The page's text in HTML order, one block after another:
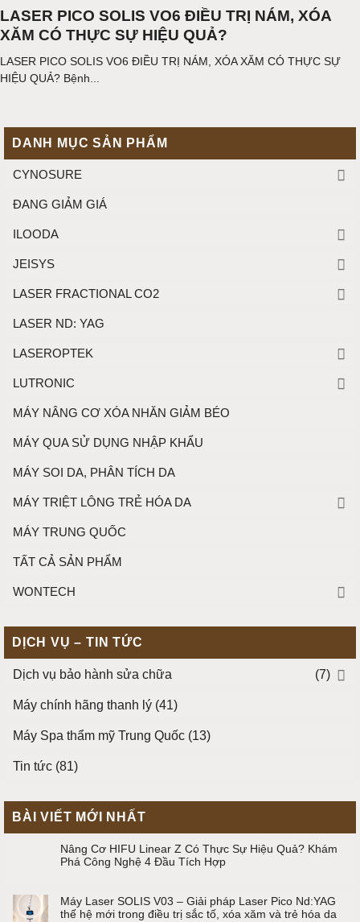
LASER PICO SOLIS VO6 ĐIỀU TRỊ NÁM, XÓA
XĂM CÓ THỰC SỰ HIỆU QUẢ?
LASER PICO SOLIS VO6 ĐIỀU TRỊ NÁM, XÓA XĂM CÓ THỰC SỰ
HIỆU QUẢ? Bệnh...
DANH MỤC SẢN PHẨM
CYNOSURE
ĐANG GIẢM GIÁ
ILOODA
JEISYS
LASER FRACTIONAL CO2
LASER ND: YAG
LASEROPTEK
LUTRONIC
MÁY NÂNG CƠ XÓA NHĂN GIẢM BÉO
MÁY QUA SỬ DỤNG NHẬP KHẨU
MÁY SOI DA, PHÂN TÍCH DA
MÁY TRIỆT LÔNG TRẺ HÓA DA
MÁY TRUNG QUỐC
TẤT CẢ SẢN PHẨM
WONTECH
DỊCH VỤ – TIN TỨC
Dịch vụ bảo hành sửa chữa (7)
Máy chính hãng thanh lý (41)
Máy Spa thẩm mỹ Trung Quốc (13)
Tin tức (81)
BÀI VIẾT MỚI NHẤT
Nâng Cơ HIFU Linear Z Có Thực Sự Hiệu Quả? Khám
Phá Công Nghệ 4 Đầu Tích Hợp
Máy Laser SOLIS V03 – Giải pháp Laser Pico Nd:YAG
thế hệ mới trong điều trị sắc tố, xóa xăm và trẻ hóa da